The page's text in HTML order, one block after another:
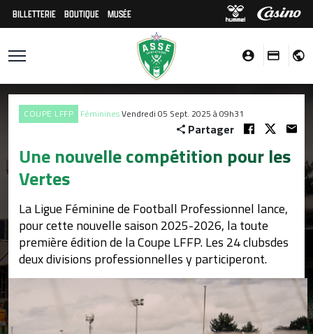
BILLETTERIE BOUTIQUE MUSÉE
COUPE LFFP FémininesVendredi 05 Sept. 2025 à 09h31
Partager
Une nouvelle compétition pour les
Vertes
La Ligue Féminine de Football Professionnel lance,
pour cette nouvelle saison 2025-2026, la toute
première édition de la Coupe LFFP. Les 24 clubsdes
deux divisions professionnelles y participeront.